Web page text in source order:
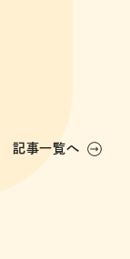
記事一覧へ